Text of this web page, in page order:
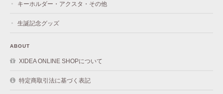
キーホルダー・アクスタ・その他
生誕記念グッズ
ABOUT
XIDEA ONLINE SHOPについて
特定商取引法に基づく表記